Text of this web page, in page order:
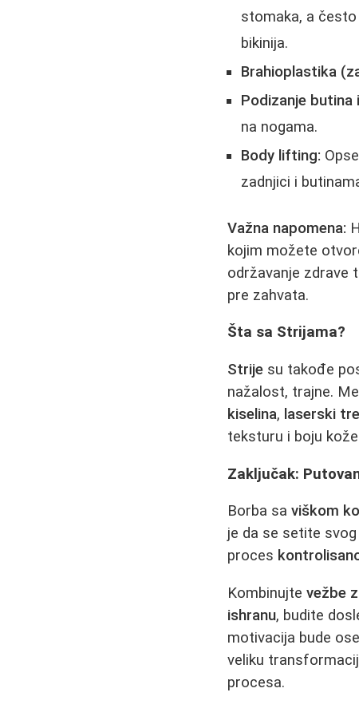
stomaka, a
bikinija.
Brahioplastika
Podizanje
na nogama.
Body lifting:
zadnjici i
Važna napomena:
kojim možete
održavanje zdrave
pre zahvata.
Šta sa Strijama?
Strije su takođe
nažalost, trajne.
kiselina, laserski
teksturu i boju
Zaključak:
Borba saviškom
je da se setite
proces
Kombinujtevežbe
ishranu, budite
motivacija bude
veliku
procesa.